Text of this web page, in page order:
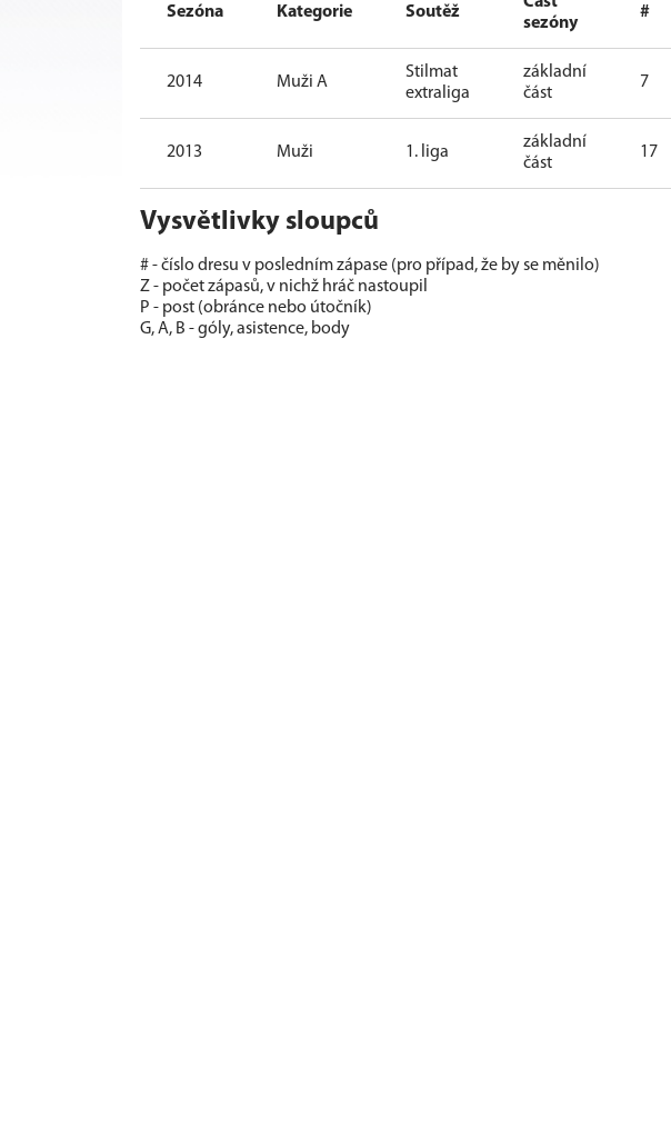
Sezóna Kategorie Soutěž
sezóny
#
2014 Muži A
Stilmat
extraliga
základní
část
7
2013 Muži 1. liga
základní
část
17
Vysvětlivky sloupců
# - číslo dresu v posledním zápase (pro případ, že by se měnilo)
Z - počet zápasů, v nichž hráč nastoupil
P - post (obránce nebo útočník)
G, A, B - góly, asistence, body